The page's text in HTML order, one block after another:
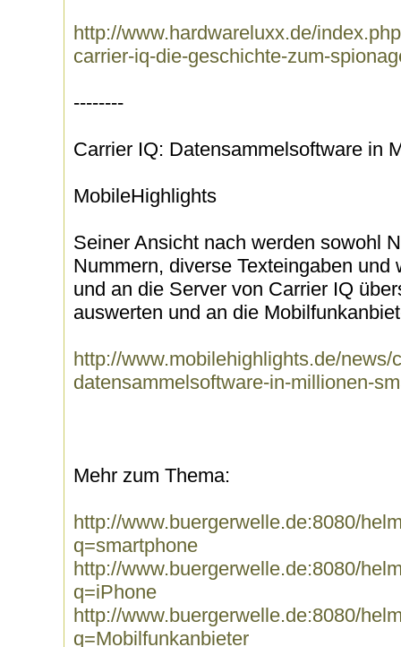
http://www.hardwareluxx.de/
carrier-iq-die-geschichte-zum-
--------
Carrier IQ: Datensammelsoftware in
MobileHighlights
Seiner Ansicht nach werden sowohl
Nummern, diverse Texteingaben
und an die Server von Carrier IQ
auswerten und an die
http://www.mobilehighlights.de/news/
datensammelsoftware-in-millionen-
Mehr zum Thema:
http://www.buergerwelle.de:8080/
q=smartphone
http://www.buergerwelle.de:8080/
q=iPhone
http://www.buergerwelle.de:8080/
q=Mobilfunkanbieter